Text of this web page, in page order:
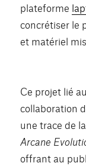
plateforme
concrétiser le
et matériel
Ce projet lié
collaboration
une trace de
Arcane
offrant au